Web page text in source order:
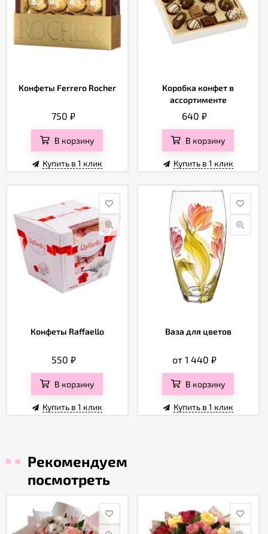
Конфеты Ferrero Rocher
750₽
В корзину
Купить в 1 клик
Коробка конфет в
ассортименте
640₽
В корзину
Купить в 1 клик
Конфеты Raffaello
550 ₽
В корзину
Купить в 1 клик
Ваза для цветов
от 1 440₽
В корзину
Купить в 1 клик
Рекомендуем
посмотреть